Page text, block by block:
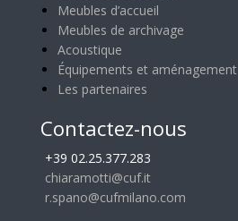
Meubles d’accueil
Meubles de archivage
Acoustique
Équipements et aménagement
Les partenaires
Contactez-nous
+39 02.25.377.283
chiaramotti@cuf.it
r.spano@cufmilano.com